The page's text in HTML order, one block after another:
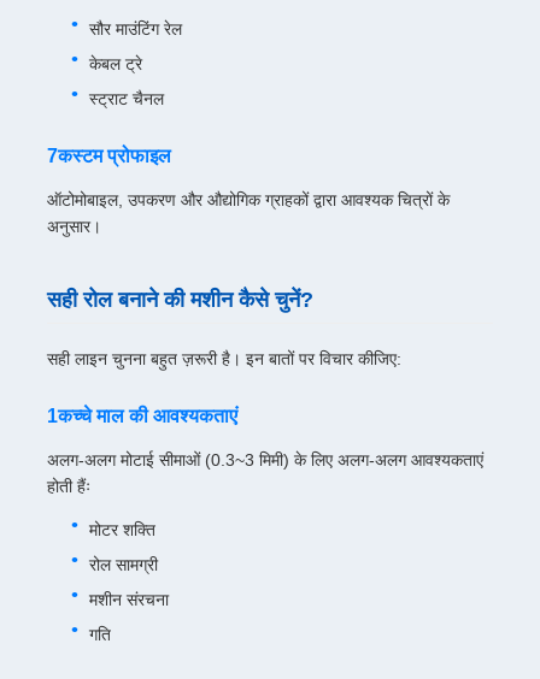
सौर माउंटिंग रेल
केबल ट्रे
स्ट्राट चैनल
7कस्टम प्रोफाइल
ऑटोमोबाइल, उपकरण और औद्योगिक ग्राहकों द्वारा आवश्यक चित्रों के
अनुसार।
सही रोल बनाने की मशीन कैसे चुनें?
सही लाइन चुनना बहुत ज़रूरी है। इन बातों पर विचार कीजिए:
1कच्चे माल की आवश्यकताएं
अलग-अलग मोटाई सीमाओं (0.3~3 मिमी) के लिए अलग-अलग आवश्यकताएं
होती हैंः
मोटर शक्ति
रोल सामग्री
मशीन संरचना
गति